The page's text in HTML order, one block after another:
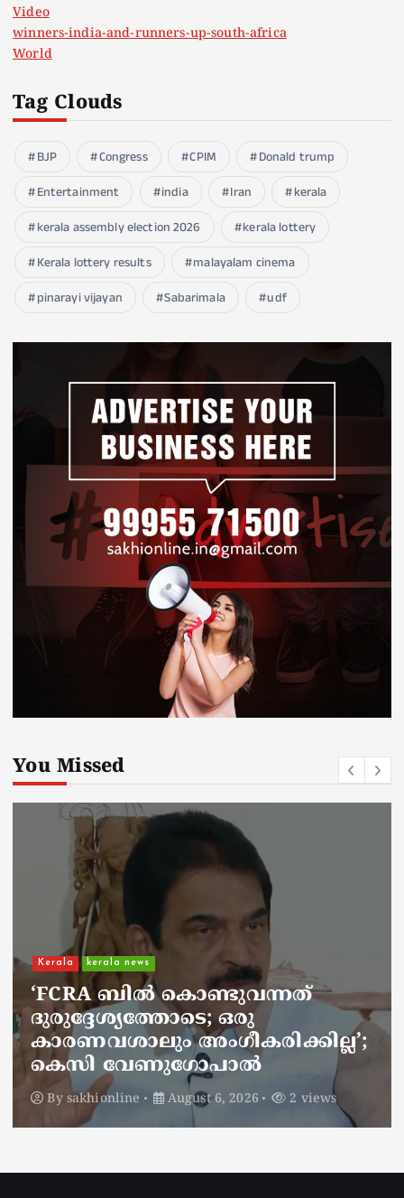
Video
winners-india-and-runners-up-south-africa
World
Tag Clouds
BJP Congress CPIM
Donald trump
Entertainment
india Iran
kerala
kerala assembly election 2026
kerala lottery
Kerala lottery results
malayalam cinema
pinarayi vijayan
Sabarimala udf
You Missed
kerala news
ചാലിശേരിയില്‍ സര്‍ക്കാര്‍
ജനകീയ ആരോഗ്യകേന്ദ്രത്തില്‍
നഴ്സിന് അണലിയുടെ കടിയേറ്റു;
അണലിയുടെ കടിയേറ്റത്
ഡ്യൂട്ടിക്കിടെ
By sakhionline August 6, 2026 2 views